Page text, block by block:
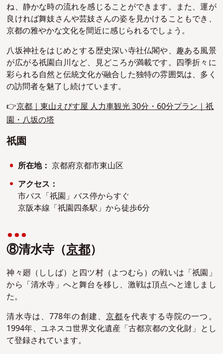
ね、静かな時の流れを感じることができます。また、運が
良ければ舞妓さんや芸妓さんの姿を見かけることもでき、
京都の雅やかな文化を間近に感じられるでしょう。
八坂神社をはじめとする歴史深い寺社仏閣や、趣ある風景
が広がる祇園白川など、見どころが満載です。四季折々に
彩られる自然と伝統文化が融合した独特の雰囲気は、多く
の訪問者を魅了し続けています。
👉京都｜東山えびす屋 人力車観光 30分・60分プラン｜祇
園・八坂の塔
祇園
所在地： 京都府京都市東山区
アクセス：
市バス「祇園」バス停からすぐ
京阪本線「祇園四条駅」から徒歩6分
⑧清水寺（京都）
神々廻（ししば）と四ツ村（よつむら）の戦いは「祇園」
から「清水寺」へと舞台を移し、激戦は頂点へと達しまし
た。
清水寺は、778年の創建、 京都を代表する寺院の一つ。
1994年、ユネスコ世界文化遺産「古都京都の文化財」とし
て登録されています。